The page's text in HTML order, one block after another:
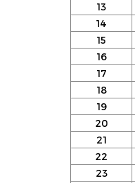
13
14
15
16
17
18
19
20
21
22
23